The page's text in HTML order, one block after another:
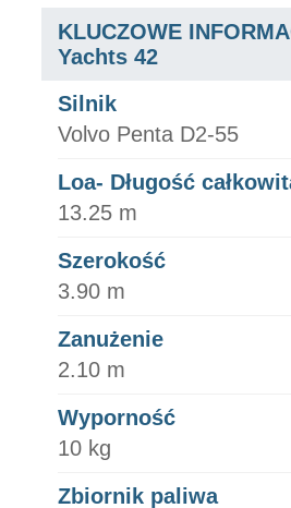
KLUCZOWE
Yachts 42
Silnik
Volvo Penta D2-55
Loa- Długość
13.25 m
Szerokość
3.90 m
Zanużenie
2.10 m
Wyporność
10 kg
Zbiornik paliwa